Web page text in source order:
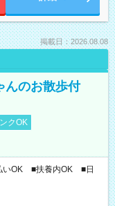
掲載日：2026.08.08
んのお散歩付
クOK
いOK ■扶養内OK ■日